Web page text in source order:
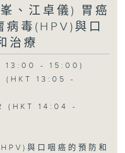
、江卓儀) 胃癌
毒(HPV)與口
治療
13:00 - 15:00)
(HKT 13:05 -
(HKT 14:04 -
與口咽癌的預防和